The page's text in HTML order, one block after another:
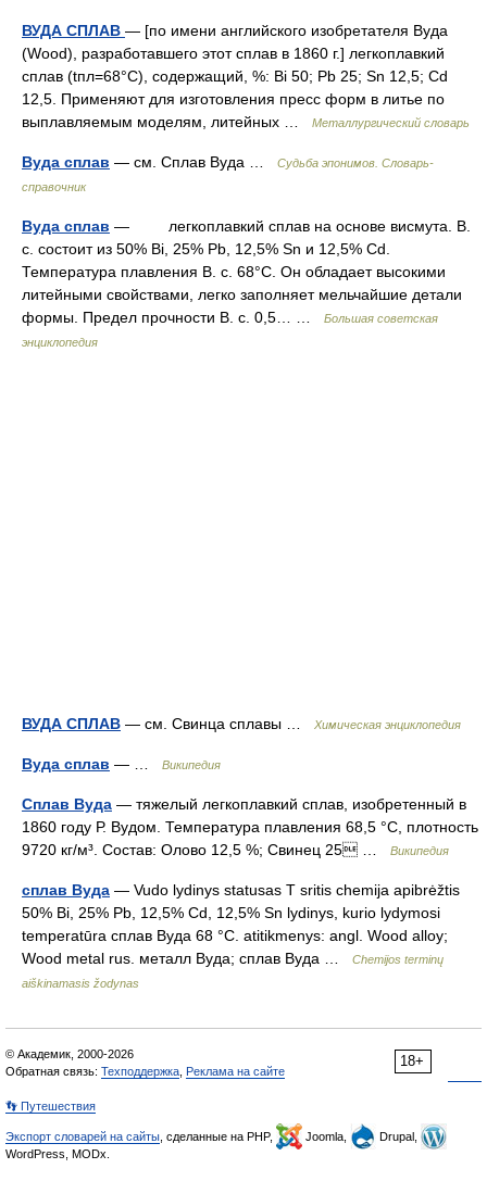
ВУДА СПЛАВ — [по имени английского изобретателя Вуда
(Wood), разработавшего этот сплав в 1860 г.] легкоплавкий
сплав (tпл=68°С), содержащий, %: Bi 50; Pb 25; Sn 12,5; Cd
12,5. Применяют для изготовления пресс форм в литье по
выплавляемым моделям, литейных …
Металлургический словарь
Вуда сплав — см. Сплав Вуда …
Судьба эпонимов. Словарь-
справочник
Вуда сплав — легкоплавкий сплав на основе висмута. В.
с. состоит из 50% Bi, 25% Pb, 12,5% Sn и 12,5% Cd.
Температура плавления В. с. 68°С. Он обладает высокими
литейными свойствами, легко заполняет мельчайшие детали
формы. Предел прочности В. с. 0,5… …
Большая советская
энциклопедия
ВУДА СПЛАВ — см. Свинца сплавы … Химическая энциклопедия
Вуда сплав — … Википедия
Сплав Вуда — тяжелый легкоплавкий сплав, изобретенный в
1860 году Р. Вудом. Температура плавления 68,5 °C, плотность
9720 кг/м³. Состав: Олово 12,5 %; Свинец 25 …
Википедия
сплав Вуда — Vudo lydinys statusas T sritis chemija apibrėžtis
50% Bi, 25% Pb, 12,5% Cd, 12,5% Sn lydinys, kurio lydymosi
temperatūra сплав Вуда 68 °C. atitikmenys: angl. Wood alloy;
Wood metal rus. металл Вуда; сплав Вуда …
Chemijos terminų
aiškinamasis žodynas
18+
© Академик, 2000-2026
Обратная связь: Техподдержка Реклама на сайте
👣 Путешествия
Экспорт словарей на сайты , сделанные на PHP, Joomla,
Drupal,
WordPress, MODx.